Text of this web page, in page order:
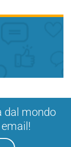
dal mondo